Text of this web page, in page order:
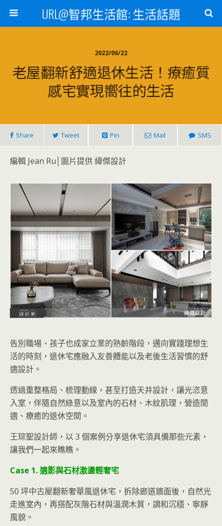
URL@智邦生活館: 生活話題
2022/06/22
老屋翻新舒適退休生活！療癒質
感宅實現嚮往的生活
Share Tweet Pin Mail SMS
編輯 Jean Ru│圖片提供 緯傑設計
告別職場、孩子也成家立業的熟齡階段，邁向實踐理想生
活的時刻，退休宅應融入友善體能以及老後生活習慣的舒
適設計。
透過重整格局、梳理動線，甚至打造天井設計，讓光恣意
入室，伴隨自然綠意以及室內的石材、木紋肌理，營造閒
適、療癒的退休空間。
王琮聖設計師，以 3 個案例分享退休宅須具備那些元素，
讓我們一起來瞧瞧。
Case 1. 適影與石材激盪輕奢宅
50 坪中古屋翻新奢華風退休宅，拆除廊道牆面後，自然光
走進室內，再搭配灰階石材與溫潤木質，調和沉穩、寧靜
風貌。